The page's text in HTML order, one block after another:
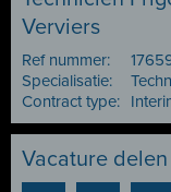
Verviers
Ref nummer:
Specialisatie:
Contract type:
Vacature